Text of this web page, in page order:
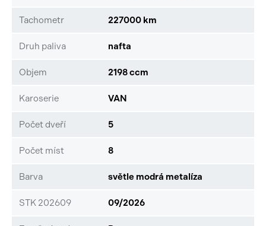
Tachometr 227000 km
Druh paliva nafta
Objem 2198 ccm
Karoserie VAN
Počet dveří 5
Počet míst 8
Barva světle modrá metalíza
STK 202609 09/2026